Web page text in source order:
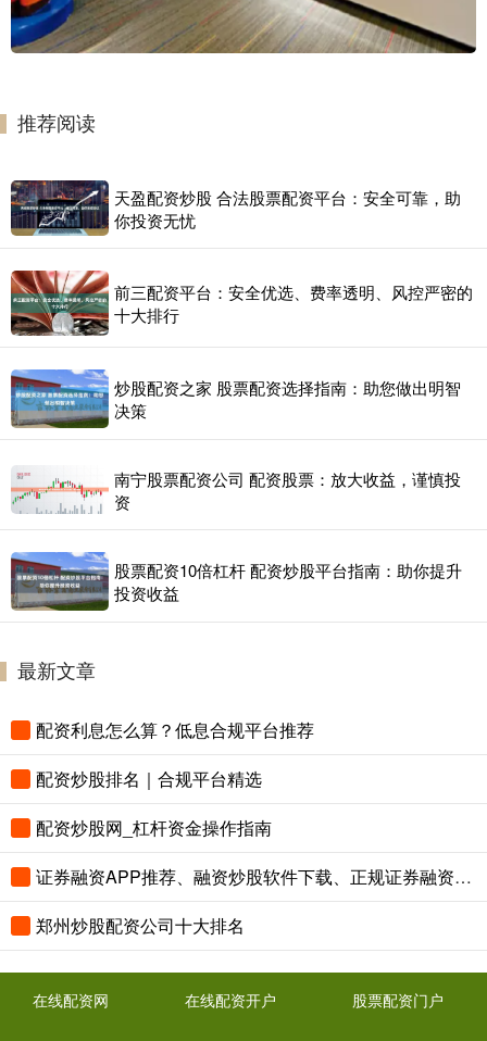
推荐阅读
天盈配资炒股 合法股票配资平台：安全可靠，助
你投资无忧
前三配资平台：安全优选、费率透明、风控严密的
十大排行
炒股配资之家 股票配资选择指南：助您做出明智
决策
南宁股票配资公司 配资股票：放大收益，谨慎投
资
股票配资10倍杠杆 配资炒股平台指南：助你提升
投资收益
最新文章
配资利息怎么算？低息合规平台推荐
配资炒股排名｜合规平台精选
配资炒股网_杠杆资金操作指南
证券融资APP推荐、融资炒股软件下载、正规证券融资平台
郑州炒股配资公司十大排名
在线配资网 在线配资开户 股票配资门户